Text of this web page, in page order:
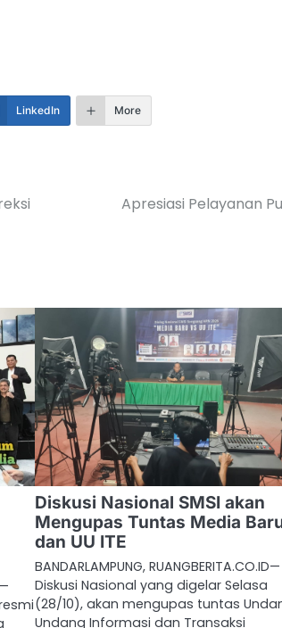
LinkedIn More
Apresiasi Pelayanan
Diskusi Nasional SMSI akan
Mengupas Tuntas Media
dan UU ITE
BANDARLAMPUNG, RUANGBERITA.CO.ID—
Diskusi Nasional yang digelar Selasa
(28/10), akan mengupas tuntas
Undang Informasi dan Transaksi